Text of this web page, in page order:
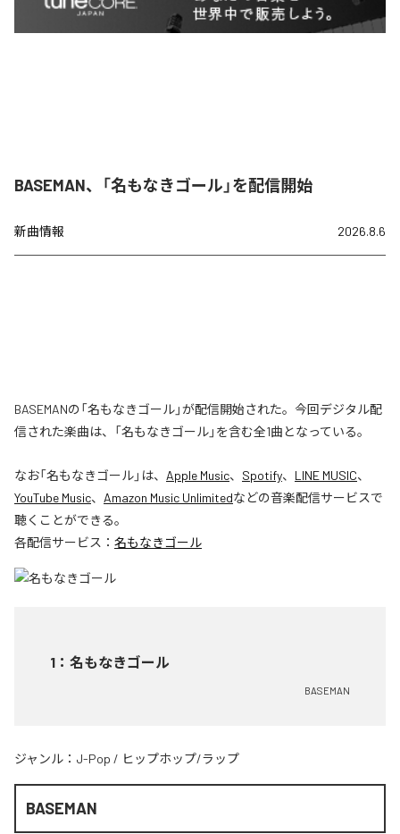
BASEMAN、「名もなきゴール」を配信開始
新曲情報 2026.8.6
BASEMANの「名もなきゴール」が配信開始された。今回デジタル配
信された楽曲は、「名もなきゴール」を含む全1曲となっている。
なお「名もなきゴール」は、 Apple Music、 Spotify、 LINE MUSIC、
YouTube Music、 Amazon Music Unlimitedなどの音楽配信サービスで
聴くことができる。
各配信サービス： 名もなきゴール
1 ： 名もなきゴール
BASEMAN
ジャンル： J-Pop / ヒップホップ/ラップ
BASEMAN